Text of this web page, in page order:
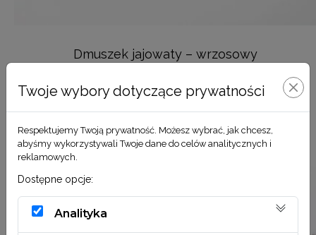
Dmuszek jajowaty – wrzosowy
11,90 zł
Twoje wybory dotyczące prywatności
Respektujemy Twoją prywatność. Możesz wybrać, jak chcesz,
abyśmy wykorzystywali Twoje dane do celów analitycznych i
reklamowych.
Dostępne opcje:
Analityka